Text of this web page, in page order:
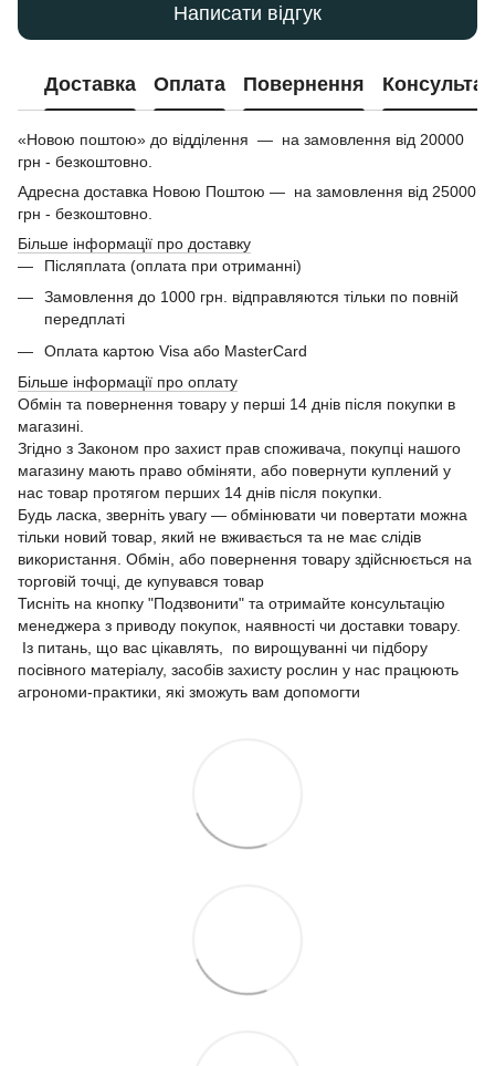
Написати відгук
Доставка Оплата Повернення
«Новою поштою» до відділення — на замовлення від 20000
грн - безкоштовно.
Адресна доставка Новою Поштою — на замовлення від 25000
грн - безкоштовно.
Більше інформації про доставку
Післяплата (оплата при отриманні)
Замовлення до 1000 грн. відправляются тільки по повній
передплаті
Оплата картою Visa або MasterCard
Більше інформації про оплату
Обмін та повернення товару у перші 14 днів після покупки в
магазині.
Згідно з Законом про захист прав споживача, покупці нашого
магазину мають право обміняти, або повернути куплений у
нас товар протягом перших 14 днів після покупки.
Будь ласка, зверніть увагу — обмінювати чи повертати можна
тільки новий товар, який не вживається та не має слідів
використання. Обмін, або повернення товару здійснюється на
торговій точці, де купувався товар
Тисніть на кнопку "Подзвонити" та отримайте консультацію
менеджера з приводу покупок, наявності чи доставки товару.
Із питань, що вас цікавлять, по вирощуванні чи підбору
посівного матеріалу, засобів захисту рослин у нас працюють
агрономи-практики, які зможуть вам допомогти